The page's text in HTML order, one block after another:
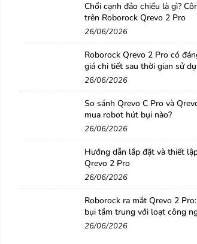
Chổi cạnh đảo chiều là gì?
trên Roborock Qrevo 2 Pro
26/06/2026
Roborock Qrevo 2 Pro có
giá chi tiết sau thời gian sử
26/06/2026
So sánh Qrevo C Pro và
mua robot hút bụi nào?
26/06/2026
Hướng dẫn lắp đặt và thiết
Qrevo 2 Pro
26/06/2026
Roborock ra mắt Qrevo 2
bụi tầm trung với loạt công
khúc cao cấp
26/06/2026